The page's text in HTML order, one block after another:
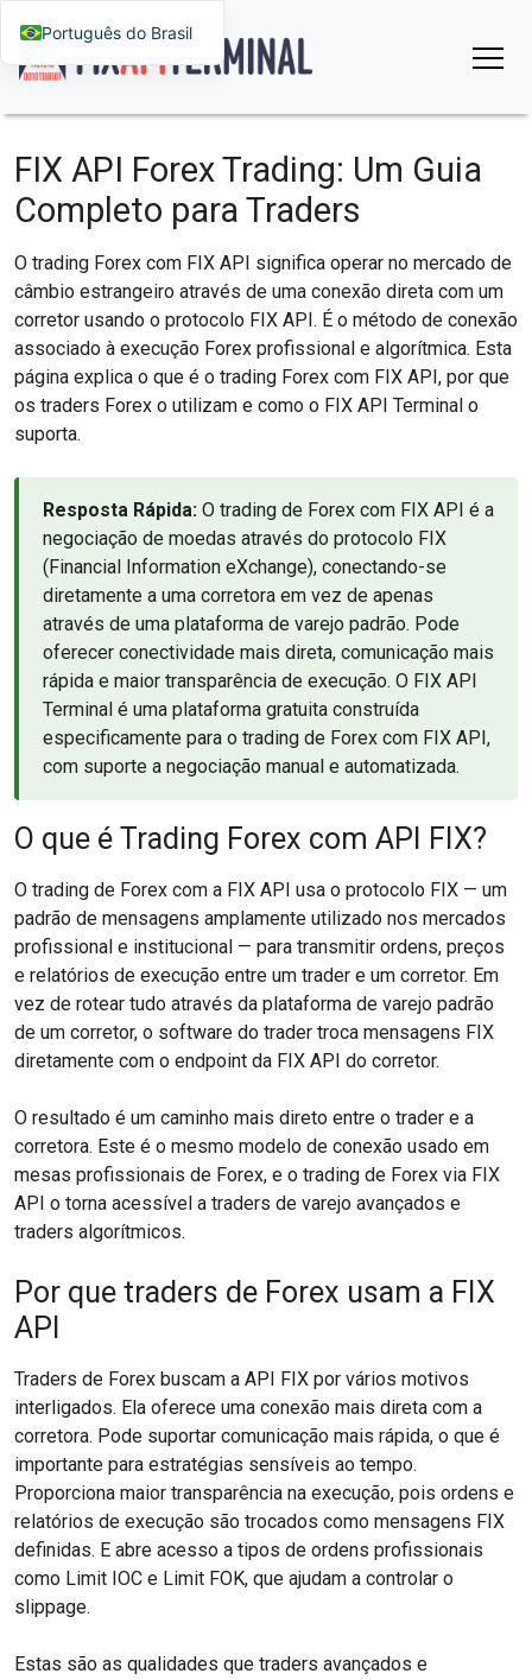
FIX API Forex Trading: Um Guia
Completo para Traders
O trading Forex com FIX API significa operar no mercado de
câmbio estrangeiro através de uma conexão direta com um
corretor usando o protocolo FIX API. É o método de conexão
associado à execução Forex profissional e algorítmica. Esta
página explica o que é o trading Forex com FIX API, por que
os traders Forex o utilizam e como o FIX API Terminal o
suporta.
Resposta Rápida: O trading de Forex com FIX API é a
negociação de moedas através do protocolo FIX
(Financial Information eXchange), conectando-se
diretamente a uma corretora em vez de apenas
através de uma plataforma de varejo padrão. Pode
oferecer conectividade mais direta, comunicação mais
rápida e maior transparência de execução. O FIX API
Terminal é uma plataforma gratuita construída
especificamente para o trading de Forex com FIX API,
com suporte a negociação manual e automatizada.
O que é Trading Forex com API FIX?
O trading de Forex com a FIX API usa o protocolo FIX — um
padrão de mensagens amplamente utilizado nos mercados
profissional e institucional — para transmitir ordens, preços
e relatórios de execução entre um trader e um corretor. Em
vez de rotear tudo através da plataforma de varejo padrão
de um corretor, o software do trader troca mensagens FIX
diretamente com o endpoint da FIX API do corretor.
O resultado é um caminho mais direto entre o trader e a
corretora. Este é o mesmo modelo de conexão usado em
mesas profissionais de Forex, e o trading de Forex via FIX
API o torna acessível a traders de varejo avançados e
traders algorítmicos.
Por que traders de Forex usam a FIX
API
Traders de Forex buscam a API FIX por vários motivos
interligados. Ela oferece uma conexão mais direta com a
corretora. Pode suportar comunicação mais rápida, o que é
importante para estratégias sensíveis ao tempo.
Proporciona maior transparência na execução, pois ordens e
relatórios de execução são trocados como mensagens FIX
definidas. E abre acesso a tipos de ordens profissionais
como Limit IOC e Limit FOK, que ajudam a controlar o
slippage.
Estas são as qualidades que traders avançados e
Português do Brasil